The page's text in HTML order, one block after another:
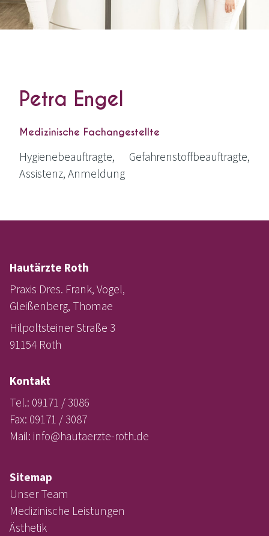
Petra Engel
Medizinische Fachangestellte
Hygie­ne­be­auf­trag­te, Gefah­ren­stoff­be­auf­trag­te,
Assis­tenz, Anmeldung
Hautärzte Roth
Praxis Dres. Frank, Vogel,
Gleißenberg, Thomae
Hilpoltsteiner Straße 3
91154 Roth
Kontakt
Tel.: 09171 / 3086
Fax: 09171 / 3087
Mail: info@hautaerzte-roth.de
Sitemap
Unser Team
Medizinische Leistungen
Ästhetik